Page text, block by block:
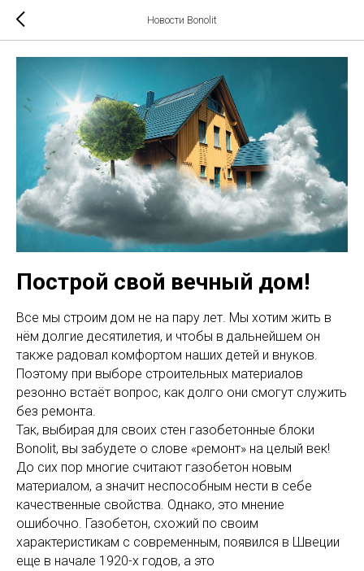
Новости Bonolit
Построй свой вечный дом!
Все мы строим дом не на пару лет. Мы хотим жить в
нём долгие десятилетия, и чтобы в дальнейшем он
также радовал комфортом наших детей и внуков.
Поэтому при выборе строительных материалов
резонно встаёт вопрос, как долго они смогут служить
без ремонта.
Так, выбирая для своих стен газобетонные блоки
Bonolit, вы забудете о слове «ремонт» на целый век!
До сих пор многие считают газобетон новым
материалом, а значит неспособным нести в себе
качественные свойства. Однако, это мнение
ошибочно. Газобетон, схожий по своим
характеристикам с современным, появился в Швеции
еще в начале 1920-х годов, а это